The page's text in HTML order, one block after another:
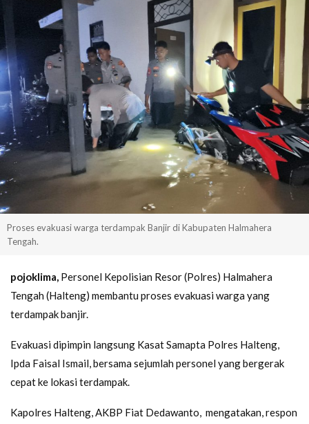
Proses evakuasi warga terdampak Banjir di Kabupaten Halmahera
Tengah.
pojoklima, Personel Kepolisian Resor (Polres) Halmahera
Tengah (Halteng) membantu proses evakuasi warga yang
terdampak banjir.
Evakuasi dipimpin langsung Kasat Samapta Polres Halteng,
Ipda Faisal Ismail, bersama sejumlah personel yang bergerak
cepat ke lokasi terdampak.
Kapolres Halteng, AKBP Fiat Dedawanto, mengatakan, respon